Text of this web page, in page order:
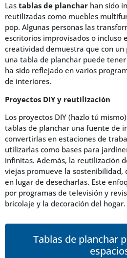
Las tablas de planchar han sido
reutilizadas como muebles
pop. Algunas personas las
escritorios improvisados o incluso
creatividad demuestra que con un
una tabla de planchar puede
ha sido reflejado en varios
de interiores.
Proyectos DIY y reutilización
Los proyectos DIY (hazlo tú
tablas de planchar una fuente de
convertirlas en estaciones de
utilizarlas como bases para
infinitas. Además, la reutilización
viejas promueve la sostenibilidad,
en lugar de desecharlas. Este
por programas de televisión y
bricolaje y la decoración del hogar.
Tablas de planchar